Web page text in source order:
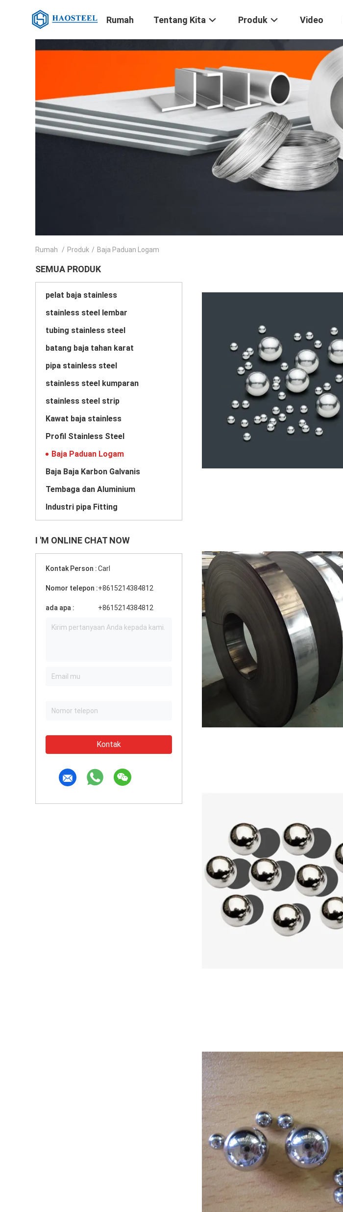
Rumah Tentang Kita Produk Video
Rumah / Produk / Baja Paduan Logam
SEMUA PRODUK
pelat baja stainless
stainless steel lembar
tubing stainless steel
batang baja tahan karat
pipa stainless steel
stainless steel kumparan
stainless steel strip
Kawat baja stainless
Profil Stainless Steel
Baja Paduan Logam
Baja Baja Karbon Galvanis
Tembaga dan Aluminium
Industri pipa Fitting
I 'M ONLINE CHAT NOW
Kontak Person :Carl
Nomor telepon :+8615214384812
ada apa : +8615214384812
Kontak